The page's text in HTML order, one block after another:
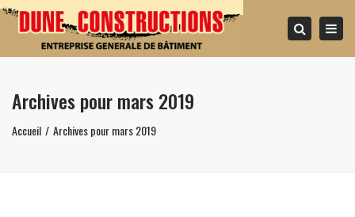
Search
Archives pour mars 2019
Accueil Archives pour mars 2019